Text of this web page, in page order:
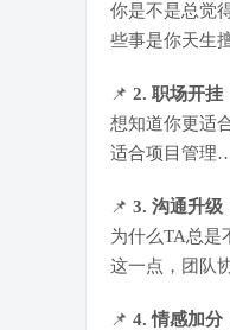
你是不是总觉
些事是你天生
📌 2. 职场开挂
想知道你更适
适合项目管理
📌 3. 沟通升级
为什么TA总是
这一点，团队
📌 4. 情感加分